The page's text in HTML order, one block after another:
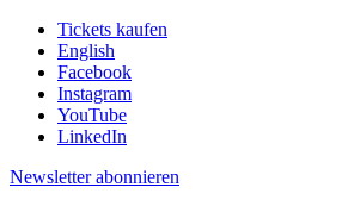
Tickets kaufen
English
Facebook
Instagram
YouTube
LinkedIn
Newsletter abonnieren